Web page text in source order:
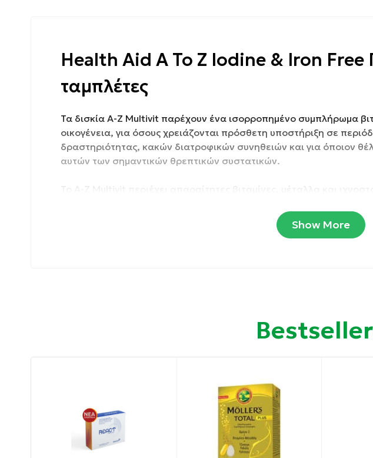
Health Aid A To Z Iodine & Iron Free
ταμπλέτες
Τα δισκία A-Z Multivit παρέχουν ένα ισορροπημένο συμπλήρωμα
οικογένεια, για όσους χρειάζονται πρόσθετη υποστήριξη σε
δραστηριότητας, κακών διατροφικών συνηθειών και για όποιον
αυτών των σημαντικών θρεπτικών συστατικών.
οι βιταμίνες Β συμβάλλουν στην κανονική λειτουργία του
και του σακχάρου, καθώς και στη μείωση της κούρασης και της
Είναι προτιμότερο να λαμβάνετε τα καθημερινά θρεπτικά
ανθρώπινη διατροφή), των ανθυγιεινών διατροφικών συνηθειών
κάλυψη των καθημερινών διατροφικών αναγκών.
Λαμβάνοντας υπόψη τις διαφορετικές ανάγκες των πελατών μας,
Multivit, αυτή η σύνθεση στερείται σιδήρου και ιωδίου, ενώ η
άλλα συστατικά είναι τα ίδια.
Show More